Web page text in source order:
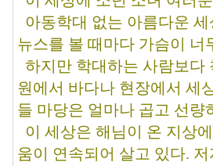
아동학대 없는 아름다운
뉴스를 볼 때마다 가슴이 너
하지만 학대하는 사람보다
원에서 바다나 현장에서 세
들 마당은 얼마나 곱고 선량
이 세상은 해님이 온 지상
움이 연속되어 살고 있다.